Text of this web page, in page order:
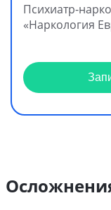
Психиатр-
«Наркология